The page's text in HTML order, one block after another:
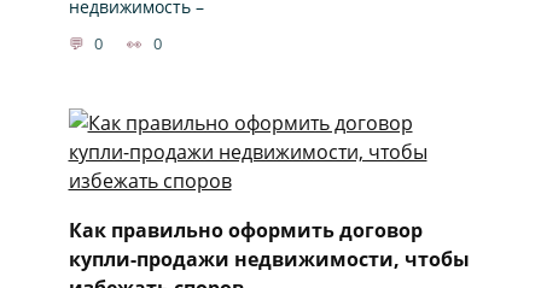
недвижимость –
0 0
Как правильно оформить договор
купли-продажи недвижимости, чтобы